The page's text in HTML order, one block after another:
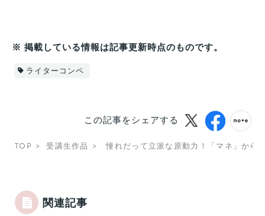
※ 掲載している情報は記事更新時点のものです。
ライターコンペ
この記事をシェアする
TOP 受講生作品 憧れだって立派な原動力！「マネ」から
関連記事